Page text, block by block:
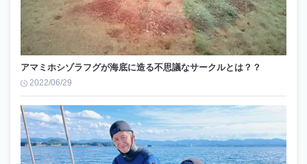
アマミホシゾラフグが海底に造る不思議なサークルとは？？
2022/06/29